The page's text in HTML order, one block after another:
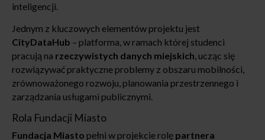
inteligencji.
Jednym z kluczowych elementów projektu jest
CityDataHub – platforma, w ramach której studenci
pracują na rzeczywistych danych miejskich, ucząc się
rozwiązywać praktyczne problemy z obszaru mobilności,
zrównoważonego rozwoju, planowania przestrzennego i
zarządzania usługami publicznymi.
Rola Fundacji Miasto
Fundacja Miasto pełni w projekcie rolę partnera